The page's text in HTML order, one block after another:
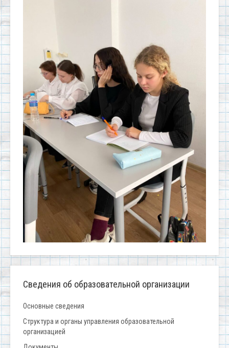
Сведения об образовательной организации
Основные сведения
Структура и органы управления образовательной
организацией